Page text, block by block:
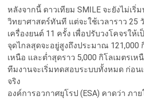
หลังจากนี้ ดาวเทียม SMILE จะยังไม่เริ่
วิทยาศาสตร์ทันที แต่จะใช้เวลาราว 25
เครื่องยนต์ 11 ครั้ง เพื่อปรับวงโคจรให้
จุดไกลสุดจะอยู่สูงถึงประมาณ 121,000
เหนือ และต่ำสุดราว 5,000 กิโลเมตรเ
ทีมงานจะเริ่มทดสอบระบบทั้งหมด ก่อน
จริง
องค์การอวกาศยุโรป (ESA) คาดว่า ภา